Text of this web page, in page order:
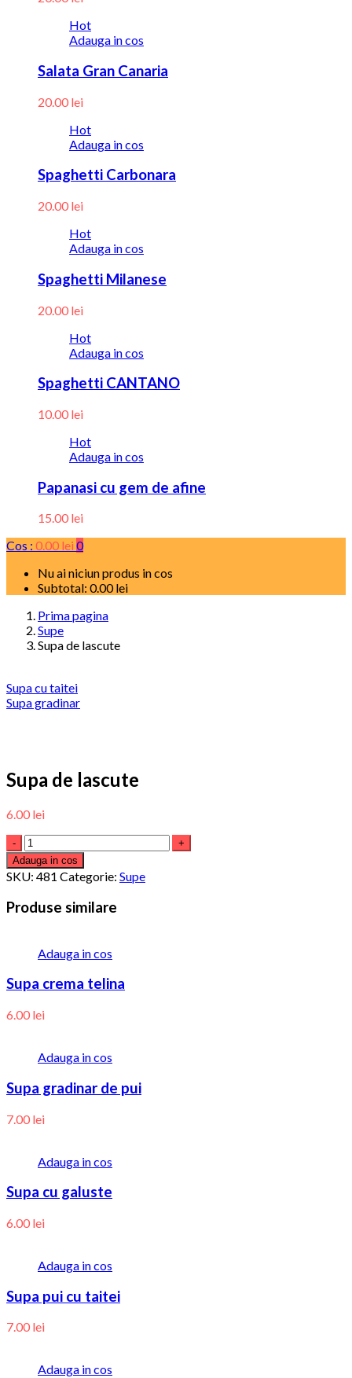
Hot
Adauga in cos
Salata Gran Canaria
20.00 lei
Hot
Adauga in cos
Spaghetti Carbonara
20.00 lei
Hot
Adauga in cos
Spaghetti Milanese
20.00 lei
Hot
Adauga in cos
Spaghetti CANTANO
10.00 lei
Hot
Adauga in cos
Papanasi cu gem de afine
15.00 lei
Cos : 0.00 lei 0
Nu ai niciun produs in cos
Subtotal: 0.00lei
Prima pagina
Supe
Supa de lascute
Supa cu taitei
Supa gradinar
Supa de lascute
6.00 lei
Adauga in cos
SKU: 481 Categorie: Supe
Produse similare
Adauga in cos
Supa crema telina
6.00 lei
Adauga in cos
Supa gradinar de pui
7.00 lei
Adauga in cos
Supa cu galuste
6.00 lei
Adauga in cos
Supa pui cu taitei
7.00 lei
Adauga in cos